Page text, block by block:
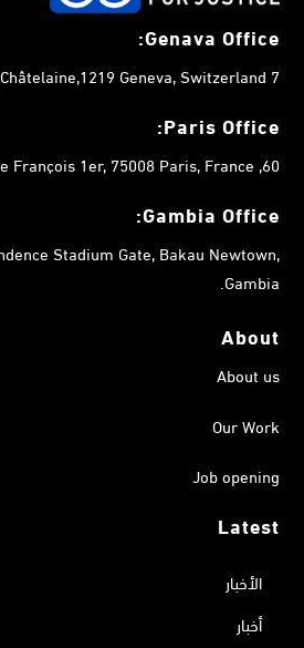
Genava Office:
7 chemin de Balexert, Châtelaine,1219 Geneva, Switzerland.
Paris Office:
60, rue François 1er, 75008 Paris, France.
Gambia Office:
Stadium Gate, Bakau Newtown,
Gambia.
About
About us
Our Work
Job opening
Latest
الأخبار
أخبار